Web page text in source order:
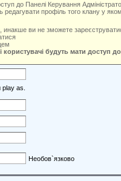
до Панелі Керування
редагувати профіль того клану у
инакше ви не зможете
користувачі будуть мати доступ до
as.
Необов`язково